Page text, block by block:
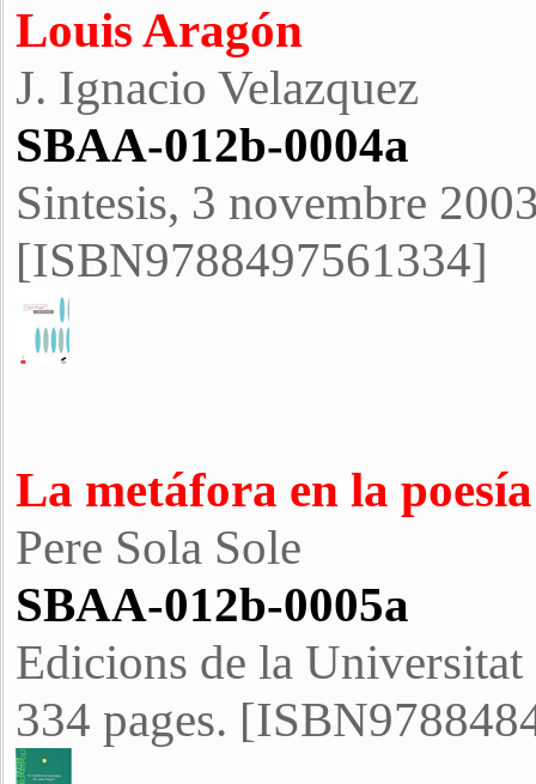
Louis Aragón
J. Ignacio Velazquez
SBAA-012b-0004a
Sintesis, 3 novembre
[ISBN9788497561334]
La metáfora en la
Pere Sola Sole
SBAA-012b-0005a
Edicions de la
334 pages.